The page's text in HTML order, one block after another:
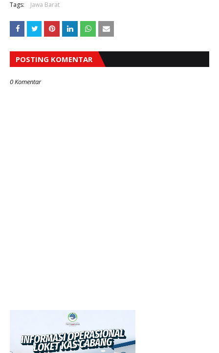
Tags: Jawa Barat
POSTING KOMENTAR
0 Komentar